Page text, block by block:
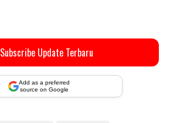
Subscribe Update Terbaru
Add as a preferred
source on Google